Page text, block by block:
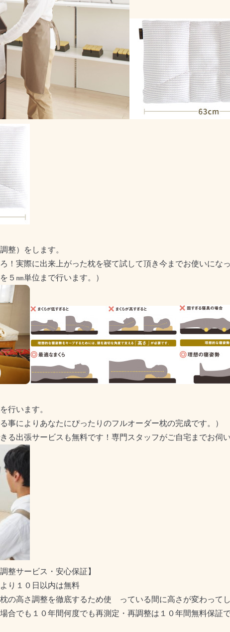
整）をします。
！実際に出来上がった枕を寝て試して頂き今までお使いにな
５㎜単位まで行います。）
行います。
事によりあなたにぴったりのフルオーダー枕の完成です。）
る出張サービスも無料です！専門スタッフがご自宅までお伺
整サービス・安心保証】
り１０日以内は無料
枕の高さ調整を徹底するため使 っている間に高さが変わっ
合でも１０年間何度でも再測定・再調整は１０年間無料保証で